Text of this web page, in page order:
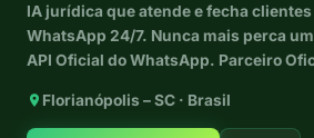
IA jurídica que atende e fecha
WhatsApp 24/7. Nunca mais perca
API Oficial do WhatsApp. Parceiro
Florianópolis – SC · Brasil